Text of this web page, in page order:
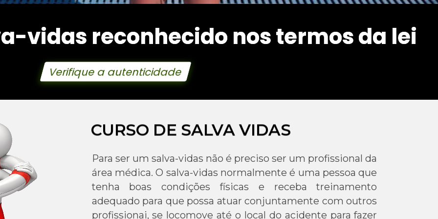
vidas reconhecido nos termos da lei
vidas reconhecido nos termos da lei
Verifique a autenticidade
Verifique a autenticidade
CURSO DE SALVA VIDAS
Para ser um salva-vidas não é preciso ser um profissional da
área médica. O salva-vidas normalmente é uma pessoa que
tenha boas condições físicas e receba treinamento
adequado para que possa atuar conjuntamente com outros
profissionai, se locomove até o local do acidente para fazer